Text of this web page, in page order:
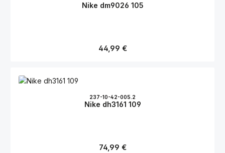
Nike dm9026 105
Regulärer Preis:
44,99 €
237-10-42-005.2
Nike dh3161 109
Regulärer Preis:
74,99 €